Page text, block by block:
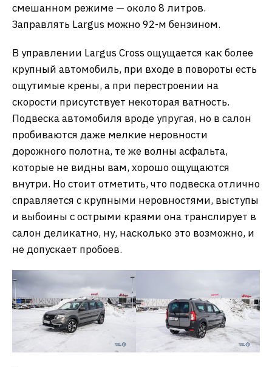
смешанном режиме — около 8 литров.
Заправлять Largus можно 92-м бензином.
В управлении Largus Cross ощущается как более
крупный автомобиль, при входе в повороты есть
ощутимые крены, а при перестроении на
скорости присутствует некоторая ватность.
Подвеска автомобиля вроде упругая, но в салон
пробиваются даже мелкие неровности
дорожного полотна, те же волны асфальта,
которые не видны вам, хорошо ощущаются
внутри. Но стоит отметить, что подвеска отлично
справляется с крупными неровностями, выступы
и выбоины с острыми краями она транслирует в
салон деликатно, ну, насколько это возможно, и
не допускает пробоев.